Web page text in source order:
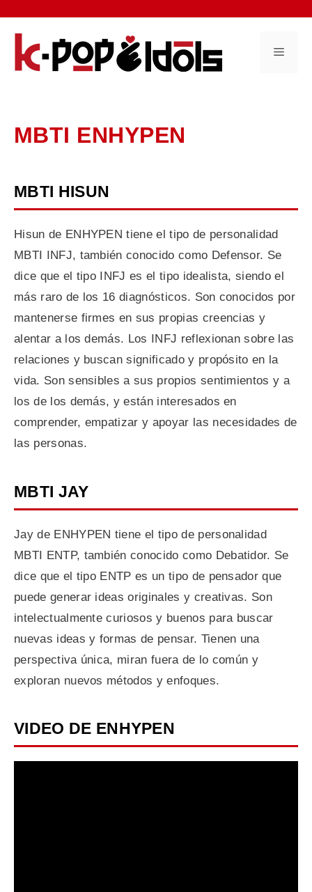
contenido
Menú
MBTI ENHYPEN
MBTI HISUN
Hisun de ENHYPEN tiene el tipo de personalidad
MBTI INFJ, también conocido como Defensor. Se
dice que el tipo INFJ es el tipo idealista, siendo el
más raro de los 16 diagnósticos. Son conocidos por
mantenerse firmes en sus propias creencias y
alentar a los demás. Los INFJ reflexionan sobre las
relaciones y buscan significado y propósito en la
vida. Son sensibles a sus propios sentimientos y a
los de los demás, y están interesados en
comprender, empatizar y apoyar las necesidades de
las personas.
MBTI JAY
Jay de ENHYPEN tiene el tipo de personalidad
MBTI ENTP, también conocido como Debatidor. Se
dice que el tipo ENTP es un tipo de pensador que
puede generar ideas originales y creativas. Son
intelectualmente curiosos y buenos para buscar
nuevas ideas y formas de pensar. Tienen una
perspectiva única, miran fuera de lo común y
exploran nuevos métodos y enfoques.
VIDEO DE ENHYPEN